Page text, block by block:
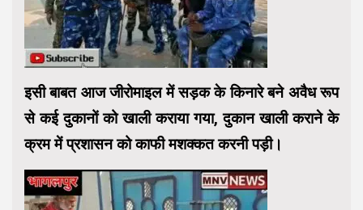
इसी बाबत आज जीरोमाइल में सड़क के किनारे बने अवैध रूप
से कई दुकानों को खाली कराया गया, दुकान खाली कराने के
क्रम में प्रशासन को काफी मशक्कत करनी पड़ी।